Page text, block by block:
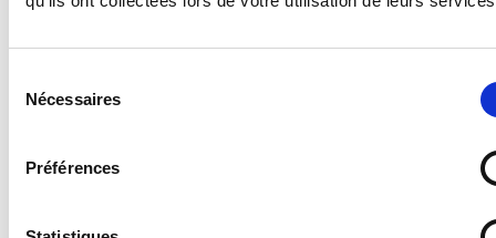
Nécessaires
Préférences
- Vinyle adhésif (autocollant standard)
- Dibond 3 mm (aluminium composite)